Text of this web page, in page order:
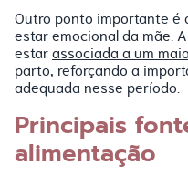
Outro ponto importante é
estar emocional da mãe.
estarassociada a um
parto, reforçando a
adequada nesse período.
Principais
alimentação